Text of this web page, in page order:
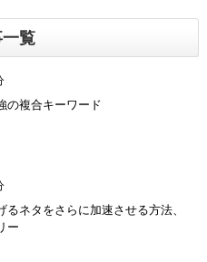
覧
の複合キーワード
るネタをさらに加速させる方法、
ー